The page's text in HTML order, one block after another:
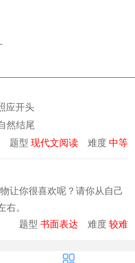
应开头
然结尾
题型 现代文阅读 难度 中等
让你很喜欢呢？请你从自己
右。
题型 书面表达 难度 较难